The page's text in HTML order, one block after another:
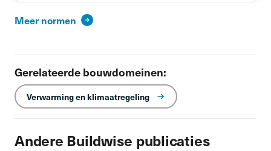
Meer normen
Gerelateerde bouwdomeinen:
Verwarming en klimaatregeling
Andere Buildwise publicaties